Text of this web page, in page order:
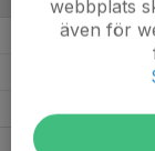
Säsongen 21/22
Säsongen 21/22
webbplats
även för